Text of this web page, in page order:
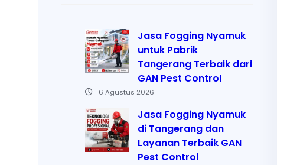
Jasa Fogging Nyamuk
untuk Pabrik
Tangerang Terbaik dari
GAN Pest Control
6 Agustus 2026
Jasa Fogging Nyamuk
di Tangerang dan
Layanan Terbaik GAN
Pest Control